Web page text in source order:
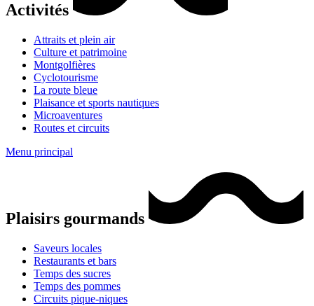
Activités
Attraits et plein air
Culture et patrimoine
Montgolfières
Cyclotourisme
La route bleue
Plaisance et sports nautiques
Microaventures
Routes et circuits
Menu principal
Plaisirs gourmands
Saveurs locales
Restaurants et bars
Temps des sucres
Temps des pommes
Circuits pique-niques